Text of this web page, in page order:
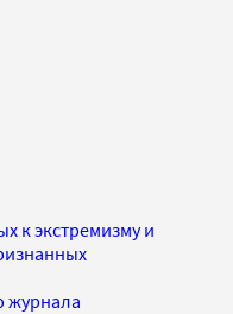
к экстремизму и
журнала